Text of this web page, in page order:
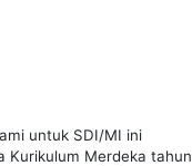
untuk SDI/MI ini
Kurikulum Merdeka tahun